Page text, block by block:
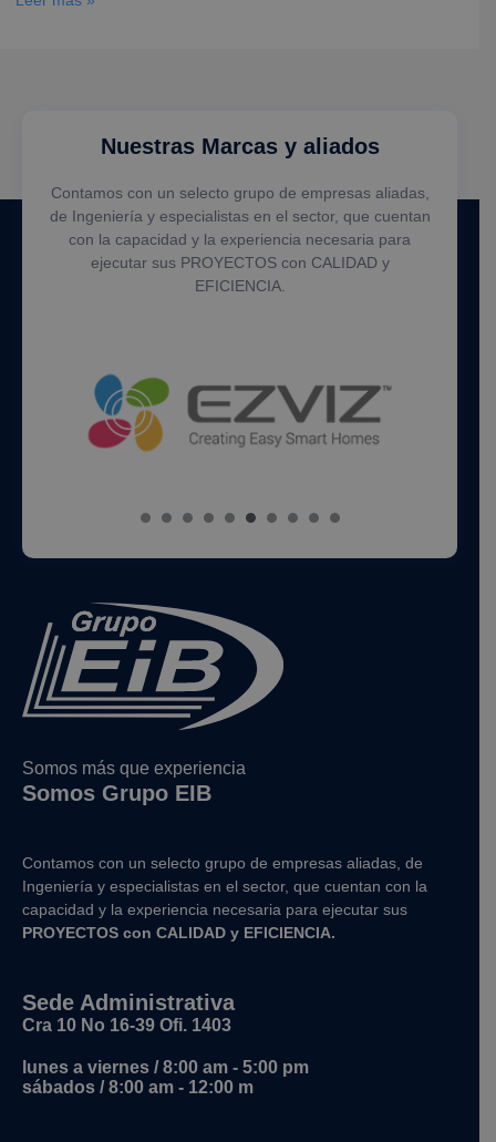
Nuestras Marcas y aliados
Contamos con un selecto grupo de empresas aliadas,
de Ingeniería y especialistas en el sector, que cuentan
con la capacidad y la experiencia necesaria para
ejecutar sus PROYECTOS con CALIDAD y
EFICIENCIA.
Somos más que experiencia
Somos Grupo EIB
Contamos con un selecto grupo de empresas aliadas, de
Ingeniería y especialistas en el sector, que cuentan con la
capacidad y la experiencia necesaria para ejecutar sus
PROYECTOS con CALIDAD y EFICIENCIA.
Sede Administrativa
Cra 10 No 16-39 Ofi. 1403
lunes a viernes / 8:00 am - 5:00 pm
sábados / 8:00 am - 12:00 m